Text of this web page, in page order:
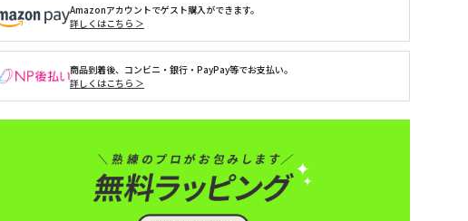
Amazonアカウントでゲスト購入ができます。
詳しくはこちら ＞
商品到着後、コンビニ・銀行・PayPay等でお支払い。
詳しくはこちら ＞